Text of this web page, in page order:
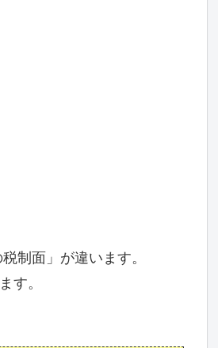
制面」が違います。
す。